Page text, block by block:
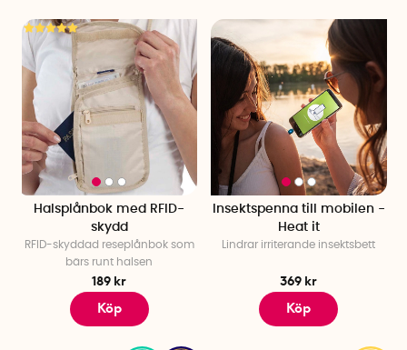
Halsplånbok med RFID-
skydd
RFID-skyddad reseplånbok som
bärs runt halsen
189 kr
Köp
Insektspenna till mobilen -
Heat it
Lindrar irriterande insektsbett
369 kr
Köp